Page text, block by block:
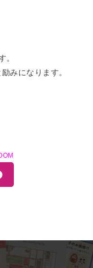
。
みになります。